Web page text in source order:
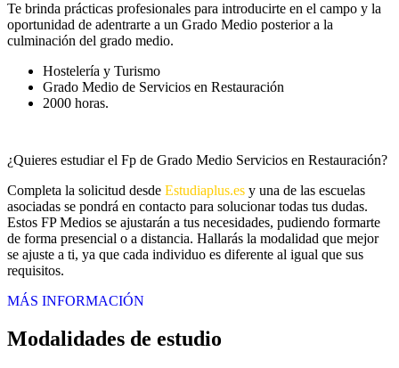
Te brinda prácticas profesionales para introducirte en el campo y la
oportunidad de adentrarte a un Grado Medio posterior a la
culminación del grado medio.
Hostelería y Turismo
Grado Medio de Servicios en Restauración
2000 horas.
¿Quieres estudiar el Fp de Grado Medio Servicios en Restauración?
Completa la solicitud desde Estudiaplus.es y una de las escuelas
asociadas se pondrá en contacto para solucionar todas tus dudas.
Estos FP Medios se ajustarán a tus necesidades, pudiendo formarte
de forma presencial o a distancia. Hallarás la modalidad que mejor
se ajuste a ti, ya que cada individuo es diferente al igual que sus
requisitos.
MÁS INFORMACIÓN
Modalidades de estudio